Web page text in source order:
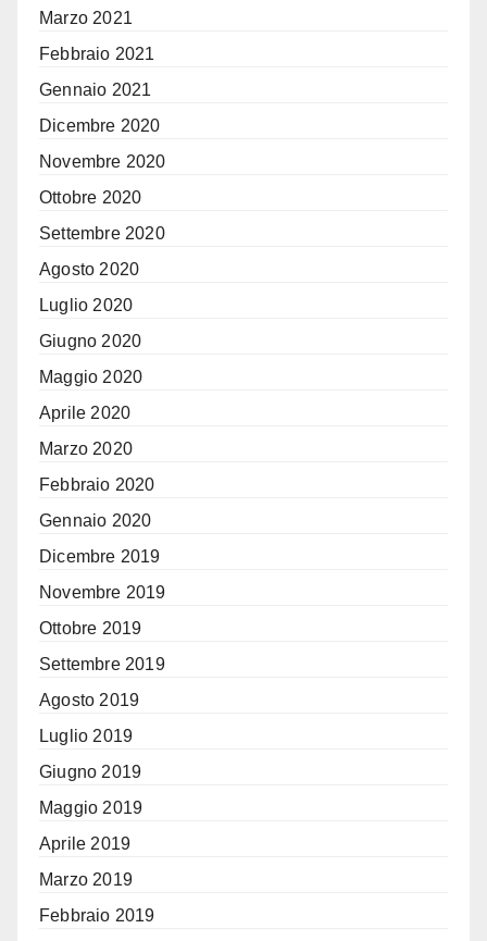
Marzo 2021
Febbraio 2021
Gennaio 2021
Dicembre 2020
Novembre 2020
Ottobre 2020
Settembre 2020
Agosto 2020
Luglio 2020
Giugno 2020
Maggio 2020
Aprile 2020
Marzo 2020
Febbraio 2020
Gennaio 2020
Dicembre 2019
Novembre 2019
Ottobre 2019
Settembre 2019
Agosto 2019
Luglio 2019
Giugno 2019
Maggio 2019
Aprile 2019
Marzo 2019
Febbraio 2019